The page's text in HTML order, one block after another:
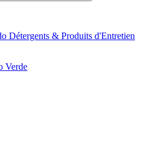
Détergents & Produits d'Entretien